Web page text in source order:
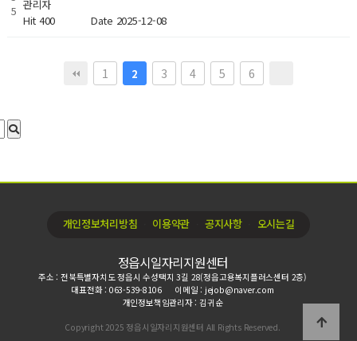
5 관리자
Hit 400Date 2025-12-08
1 2 3 4 5 6
개인정보처리방침 이용약관 공지사항∙ 오시는길
정읍시일자리지원센터
주소 : 전북특별자치도 정읍시 수성택지 3길 28(정읍고용복지플러스센터 2층)
대표전화 : 063-539-8106
이메일 : jejob@naver.com
개인정보책임관리자 : 김귀순
Copyright 2025 정읍시일자리지원센터 All Rights Reserved.